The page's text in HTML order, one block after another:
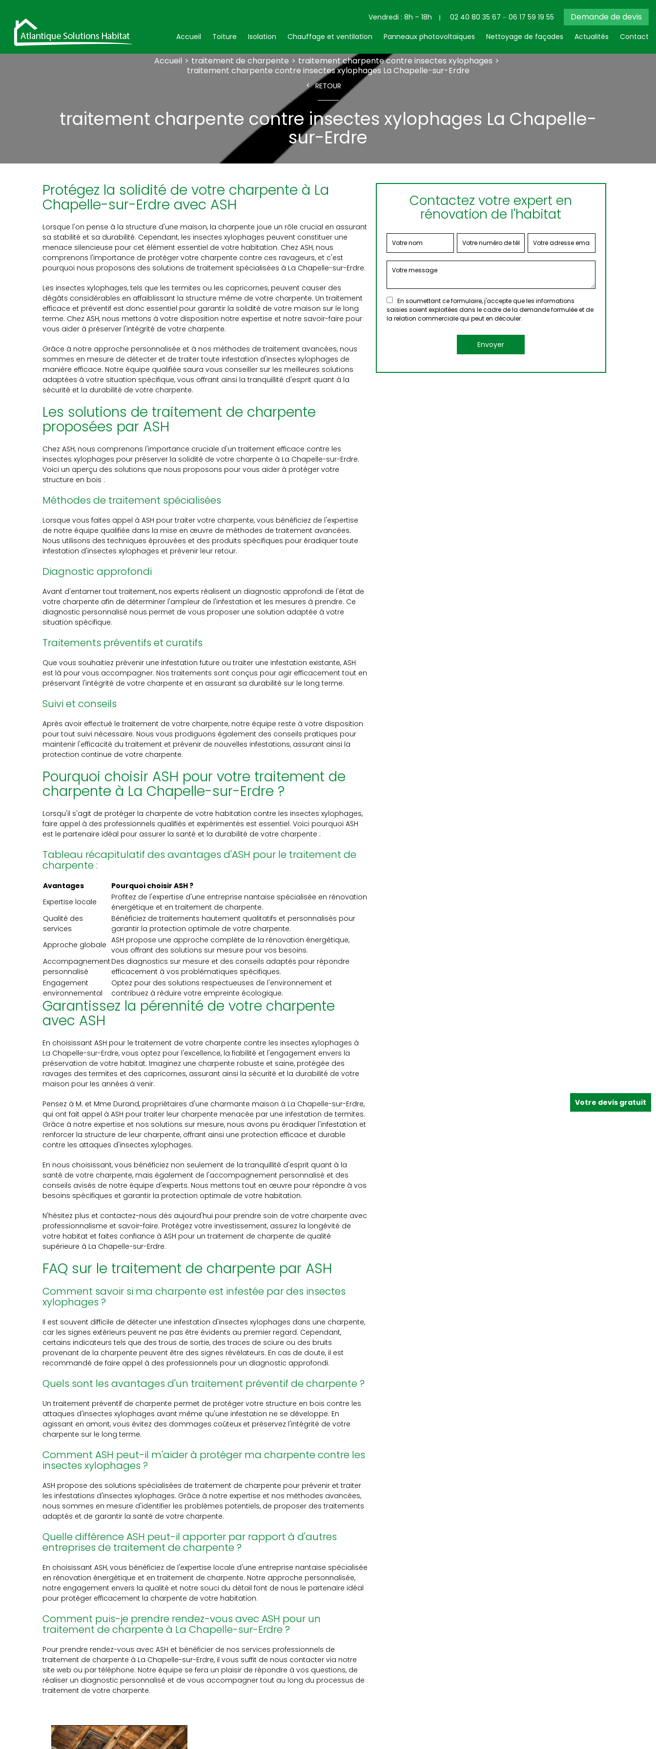
Vendredi : 8h – 18h 02 40 80 35 67 06 17 59 19 55 Demande de devis
Accueil Toiture Isolation Chauffage et ventilation Panneaux photovoltaïques Nettoyage de façades Actualités Contact
Accueil traitement de charpente
traitement charpente contre insectes xylophages
traitement charpente contre insectes xylophages La Chapelle-sur-Erdre
RETOUR
traitement charpente contre insectes xylophages La Chapelle-
sur-Erdre
Protégez la solidité de votre charpente à La
Chapelle-sur-Erdre avec ASH
Lorsque l'on pense à la structure d'une maison, la charpente joue un rôle crucial en assurant
sa stabilité et sa durabilité. Cependant, les insectes xylophages peuvent constituer une
menace silencieuse pour cet élément essentiel de votre habitation. Chez ASH, nous
comprenons l'importance de protéger votre charpente contre ces ravageurs, et c'est
pourquoi nous proposons des solutions de traitement spécialisées à La Chapelle-sur-Erdre.
Les insectes xylophages, tels que les termites ou les capricornes, peuvent causer des
dégâts considérables en affaiblissant la structure même de votre charpente. Un traitement
efficace et préventif est donc essentiel pour garantir la solidité de votre maison sur le long
terme. Chez ASH, nous mettons à votre disposition notre expertise et notre savoir-faire pour
vous aider à préserver l'intégrité de votre charpente.
Grâce à notre approche personnalisée et à nos méthodes de traitement avancées, nous
sommes en mesure de détecter et de traiter toute infestation d'insectes xylophages de
manière efficace. Notre équipe qualifiée saura vous conseiller sur les meilleures solutions
adaptées à votre situation spécifique, vous offrant ainsi la tranquillité d'esprit quant à la
sécurité et la durabilité de votre charpente.
Les solutions de traitement de charpente
proposées par ASH
Chez ASH, nous comprenons l'importance cruciale d'un traitement efficace contre les
insectes xylophages pour préserver la solidité de votre charpente à La Chapelle-sur-Erdre.
Voici un aperçu des solutions que nous proposons pour vous aider à protéger votre
structure en bois :
Méthodes de traitement spécialisées
Lorsque vous faites appel à ASH pour traiter votre charpente, vous bénéficiez de l'expertise
de notre équipe qualifiée dans la mise en œuvre de méthodes de traitement avancées.
Nous utilisons des techniques éprouvées et des produits spécifiques pour éradiquer toute
infestation d'insectes xylophages et prévenir leur retour.
Diagnostic approfondi
Avant d'entamer tout traitement, nos experts réalisent un diagnostic approfondi de l'état de
votre charpente afin de déterminer l'ampleur de l'infestation et les mesures à prendre. Ce
diagnostic personnalisé nous permet de vous proposer une solution adaptée à votre
situation spécifique.
Traitements préventifs et curatifs
Que vous souhaitiez prévenir une infestation future ou traiter une infestation existante, ASH
est là pour vous accompagner. Nos traitements sont conçus pour agir efficacement tout en
préservant l'intégrité de votre charpente et en assurant sa durabilité sur le long terme.
Suivi et conseils
Après avoir effectué le traitement de votre charpente, notre équipe reste à votre disposition
pour tout suivi nécessaire. Nous vous prodiguons également des conseils pratiques pour
maintenir l'efficacité du traitement et prévenir de nouvelles infestations, assurant ainsi la
protection continue de votre charpente.
Pourquoi choisir ASH pour votre traitement de
charpente à La Chapelle-sur-Erdre ?
Lorsqu'il s'agit de protéger la charpente de votre habitation contre les insectes xylophages,
faire appel à des professionnels qualifiés et expérimentés est essentiel. Voici pourquoi ASH
est le partenaire idéal pour assurer la santé et la durabilité de votre charpente :
Tableau récapitulatif des avantages d'ASH pour le traitement de
charpente :
Avantages
Pourquoi choisir ASH ?
Expertise locale
Profitez de l'expertise d'une entreprise nantaise spécialisée en rénovation
énergétique et en traitement de charpente.
Qualité des
services
Bénéficiez de traitements hautement qualitatifs et personnalisés pour
garantir la protection optimale de votre charpente.
Approche globale ASH propose une approche complète de la rénovation énergétique,
vous offrant des solutions sur mesure pour vos besoins.
Accompagnement
personnalisé
Des diagnostics sur mesure et des conseils adaptés pour répondre
efficacement à vos problématiques spécifiques.
Engagement
environnemental
Optez pour des solutions respectueuses de l'environnement et
contribuez à réduire votre empreinte écologique.
Garantissez la pérennité de votre charpente
avec ASH
En choisissant ASH pour le traitement de votre charpente contre les insectes xylophages à
La Chapelle-sur-Erdre, vous optez pour l'excellence, la fiabilité et l'engagement envers la
préservation de votre habitat. Imaginez une charpente robuste et saine, protégée des
ravages des termites et des capricornes, assurant ainsi la sécurité et la durabilité de votre
maison pour les années à venir.
Pensez à M. et Mme Durand, propriétaires d'une charmante maison à La Chapelle-sur-Erdre,
qui ont fait appel à ASH pour traiter leur charpente menacée par une infestation de termites.
Grâce à notre expertise et nos solutions sur mesure, nous avons pu éradiquer l'infestation et
renforcer la structure de leur charpente, offrant ainsi une protection efficace et durable
contre les attaques d'insectes xylophages.
En nous choisissant, vous bénéficiez non seulement de la tranquillité d'esprit quant à la
santé de votre charpente, mais également de l'accompagnement personnalisé et des
conseils avisés de notre équipe d'experts. Nous mettons tout en œuvre pour répondre à vos
besoins spécifiques et garantir la protection optimale de votre habitation.
N'hésitez plus et contactez-nous dès aujourd'hui pour prendre soin de votre charpente avec
professionnalisme et savoir-faire. Protégez votre investissement, assurez la longévité de
votre habitat et faites confiance à ASH pour un traitement de charpente de qualité
supérieure à La Chapelle-sur-Erdre.
FAQ sur le traitement de charpente par ASH
Comment savoir si ma charpente est infestée par des insectes
xylophages ?
Il est souvent difficile de détecter une infestation d'insectes xylophages dans une charpente,
car les signes extérieurs peuvent ne pas être évidents au premier regard. Cependant,
certains indicateurs tels que des trous de sortie, des traces de sciure ou des bruits
provenant de la charpente peuvent être des signes révélateurs. En cas de doute, il est
recommandé de faire appel à des professionnels pour un diagnostic approfondi.
Quels sont les avantages d'un traitement préventif de charpente ?
Un traitement préventif de charpente permet de protéger votre structure en bois contre les
attaques d'insectes xylophages avant même qu'une infestation ne se développe. En
agissant en amont, vous évitez des dommages coûteux et préservez l'intégrité de votre
charpente sur le long terme.
Comment ASH peut-il m'aider à protéger ma charpente contre les
insectes xylophages ?
ASH propose des solutions spécialisées de traitement de charpente pour prévenir et traiter
les infestations d'insectes xylophages. Grâce à notre expertise et nos méthodes avancées,
nous sommes en mesure d'identifier les problèmes potentiels, de proposer des traitements
adaptés et de garantir la santé de votre charpente.
Quelle différence ASH peut-il apporter par rapport à d'autres
entreprises de traitement de charpente ?
En choisissant ASH, vous bénéficiez de l'expertise locale d'une entreprise nantaise spécialisée
en rénovation énergétique et en traitement de charpente. Notre approche personnalisée,
notre engagement envers la qualité et notre souci du détail font de nous le partenaire idéal
pour protéger efficacement la charpente de votre habitation.
Comment puis-je prendre rendez-vous avec ASH pour un
traitement de charpente à La Chapelle-sur-Erdre ?
Pour prendre rendez-vous avec ASH et bénéficier de nos services professionnels de
traitement de charpente à La Chapelle-sur-Erdre, il vous suffit de nous contacter via notre
site web ou par téléphone. Notre équipe se fera un plaisir de répondre à vos questions, de
réaliser un diagnostic personnalisé et de vous accompagner tout au long du processus de
traitement de votre charpente.
Contactez votre expert en
rénovation de l'habitat
En soumettant ce formulaire, j'accepte que les informations
saisies soient exploitées dans le cadre de la demande formulée et de
la relation commerciale qui peut en découler.
Votre devis gratuit